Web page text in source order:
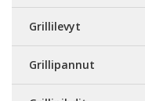
Grillilevyt
Grillipannut